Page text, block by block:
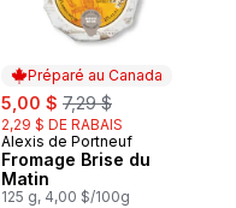
Préparé au Canada
sale:
5,00 $ , formerly:
7,29 $
2,29 $ DE RABAIS
Préparé au Canada
Alexis de Portneuf
Fromage Brise du
Matin
125 g, 4,00 $/100g